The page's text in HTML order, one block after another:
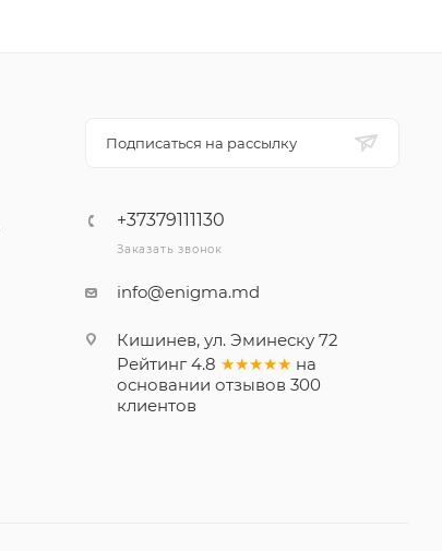
Подписаться на рассылку
+37379111130
Заказать звонок
info@enigma.md
Кишинев, ул. Эминеску 72
Рейтинг 4.8 ★★★★★ на
основании отзывов 300
клиентов